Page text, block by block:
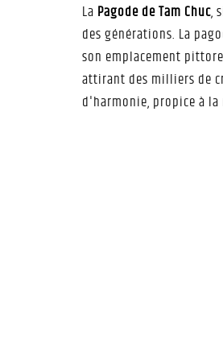
La Pagode de Tam Chuc,
des générations. La
son emplacement
attirant des milliers de
d'harmonie, propice à